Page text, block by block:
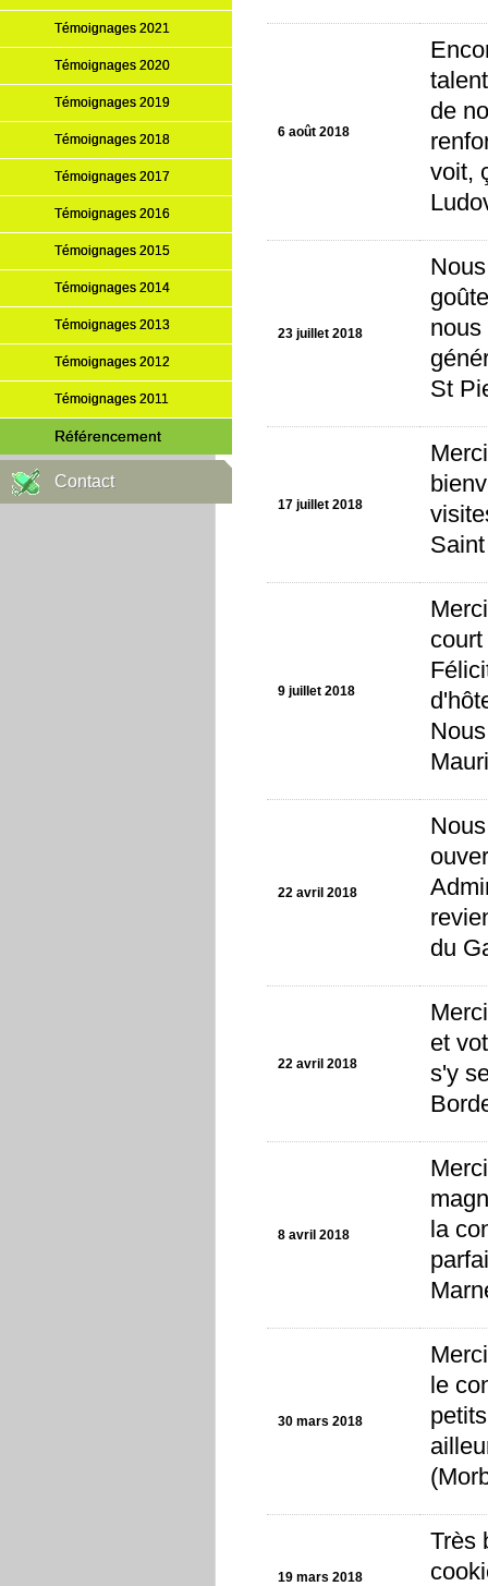
Témoignages 2021
Témoignages 2020
Témoignages 2019
Témoignages 2018
Témoignages 2017
Témoignages 2016
Témoignages 2015
Témoignages 2014
Témoignages 2013
Témoignages 2012
Témoignages 2011
Référencement
Contact
6 août 2018
de
voit,
23 juillet 2018
nous
St
17 juillet 2018
9 juillet 2018
22 avril 2018
du
22 avril 2018
et
s'y
8 avril 2018
la
30 mars 2018
le
19 mars 2018
Très